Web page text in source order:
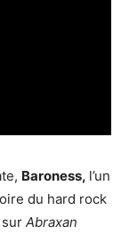
Baroness, l’un
du hard rock
sur Abraxan